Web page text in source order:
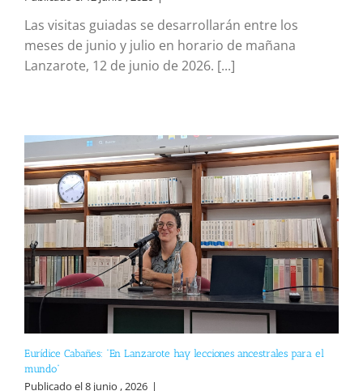
Las visitas guiadas se desarrollarán entre los
meses de junio y julio en horario de mañana
Lanzarote, 12 de junio de 2026. [...]
Eurídice Cabañes: “En Lanzarote hay lecciones ancestrales para el
mundo”
Publicado el 8 junio , 2026 |